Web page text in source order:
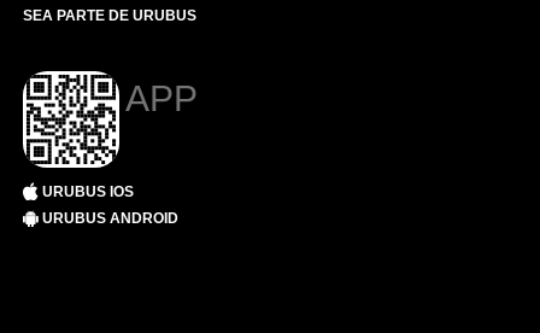
SEA PARTE DE URUBUS
APP
URUBUS IOS
URUBUS ANDROID